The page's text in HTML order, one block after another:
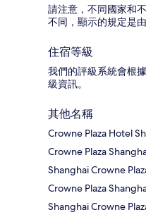
請注意，不同國家和
不同，顯示的規定是
住宿等級
我們的評級系統會根
級資訊。
其他名稱
Crowne Plaza Hotel
Crowne Plaza
Shanghai Crowne
Crowne Plaza
Shanghai Crowne